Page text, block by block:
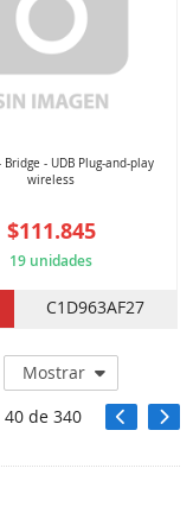
- UDB Plug-and-play
wireless
$111.845
19 unidades
C1D963AF27
Mostrar
40de 340